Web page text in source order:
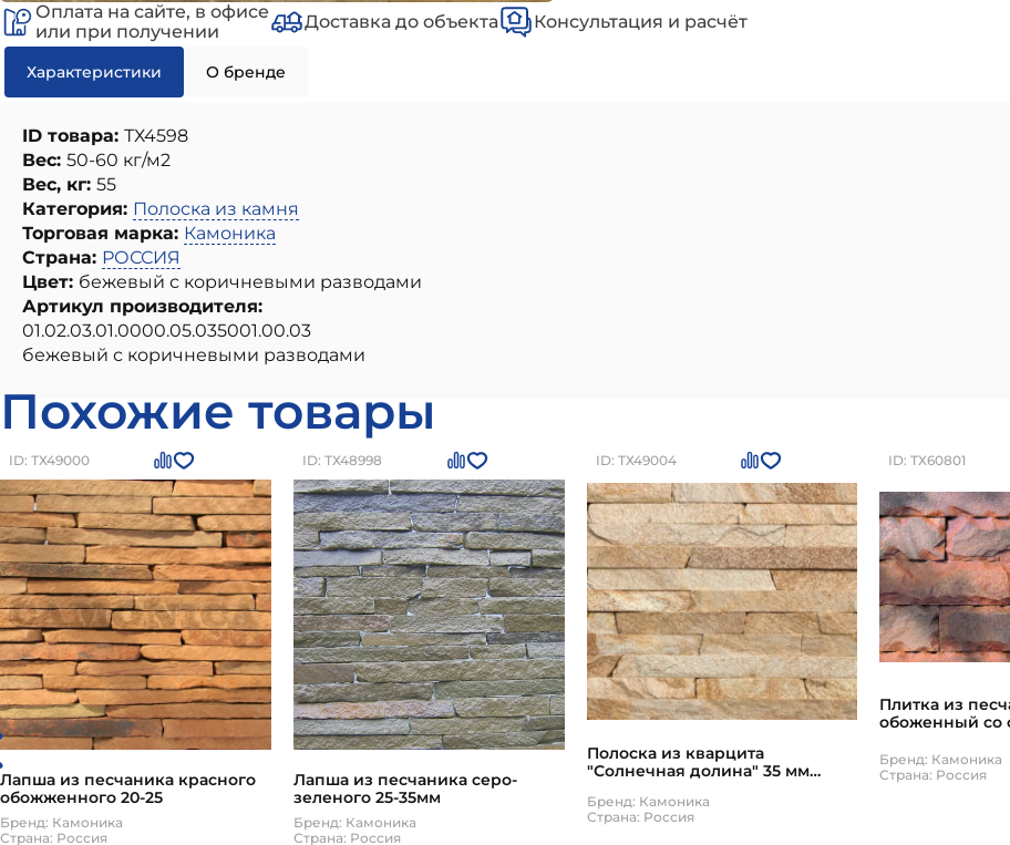
Оплата на сайте, в офисе
или при получении
Доставка до объекта Консультация и расчёт
Характеристики О бренде
ID товара: ТХ4598
Вес: 50-60 кг/м2
Вес, кг: 55
Категория: Полоска из камня
Торговая марка: Камоника
Страна: РОССИЯ
Цвет: бежевый с коричневыми разводами
Артикул производителя:
01.02.03.01.0000.05.035001.00.03
бежевый с коричневыми разводами
Похожие товары
ID: ТХ49000
Лапша из песчаника красного
обожженного 20-25
Бренд: Камоника
Страна: Россия
ID: ТХ48998
Лапша из песчаника серо-
зеленого 25-35мм
Бренд: Камоника
Страна: Россия
ID: ТХ49004
Полоска из кварцита
"Солнечная долина" 35 мм
Бренд: Камоника
Страна: Россия
ID: ТХ60801
Плитка из
обоженный со
Бренд: Камоника
Страна: Россия